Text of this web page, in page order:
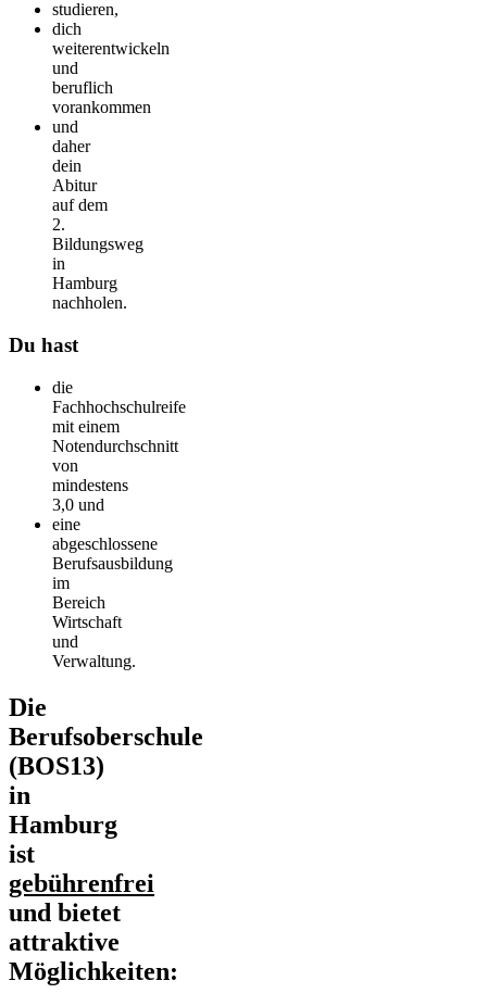
studieren,
dich
weiterentwickeln
und
beruflich
vorankommen
und
daher
dein
Abitur
auf dem
2.
Bildungsweg
in
Hamburg
nachholen.
Du hast
die
Fachhochschulreife
mit einem
Notendurchschnitt
von
mindestens
3,0 und
eine
abgeschlossene
Berufsausbildung
im
Bereich
Wirtschaft
und
Verwaltung.
Die
Berufsoberschule
(BOS13)
in
Hamburg
ist
gebührenfrei
und bietet
attraktive
Möglichkeiten: